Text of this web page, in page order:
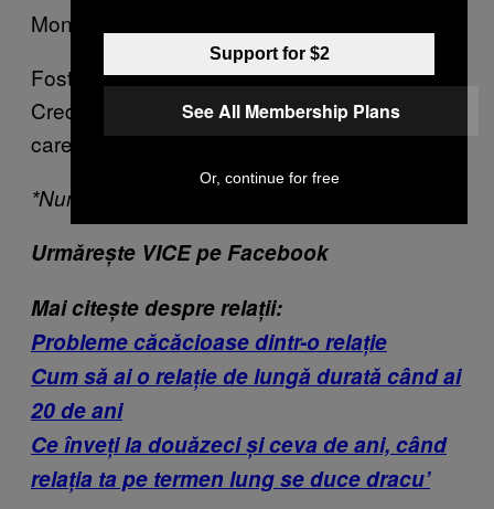
Monica
Fostul meu prieten își mânca propria spermă.
Cred că asta e cea mai enervantă chestie pe
care a făcut-o.
*Numele au fost schimbate
Urmărește VICE pe Facebook
Mai citește despre relații:
Probleme căcăcioase dintr-o relație
Cum să ai o relație de lungă durată când ai
20 de ani
Ce înveți la douăzeci și ceva de ani, când
relația ta pe termen lung se duce dracu’
Support for $2
See All Membership Plans
Or, continue for free